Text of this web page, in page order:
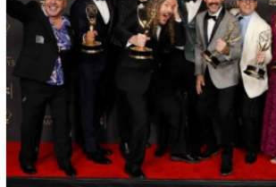
Александр Плякин
Новая версия популярной "чёрной"
семейке Аддамс
Новости